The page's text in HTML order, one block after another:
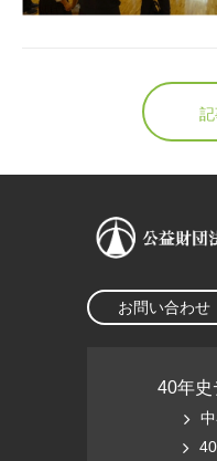
お問い合わせ
40年史